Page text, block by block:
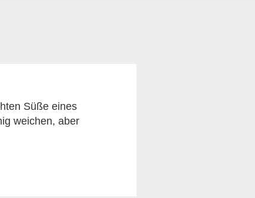
Süße eines
weichen, aber